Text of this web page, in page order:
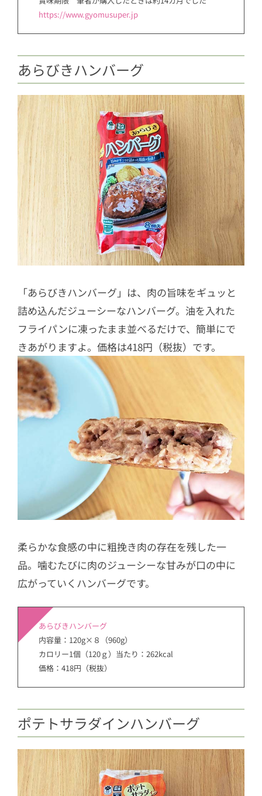
https://www.gyomusuper.jp
あらびきハンバーグ
「あらびきハンバーグ」は、肉の旨味をギュッと
詰め込んだジューシーなハンバーグ。油を入れた
フライパンに凍ったまま並べるだけで、簡単にで
きあがりますよ。価格は418円（税抜）です。
柔らかな食感の中に粗挽き肉の存在を残した一
品。噛むたびに肉のジューシーな甘みが口の中に
広がっていくハンバーグです。
あらびきハンバーグ
内容量：120g×８（960g）
カロリー1個（120ｇ）当たり：262kcal
価格：418円（税抜）
ポテトサラダインハンバーグ